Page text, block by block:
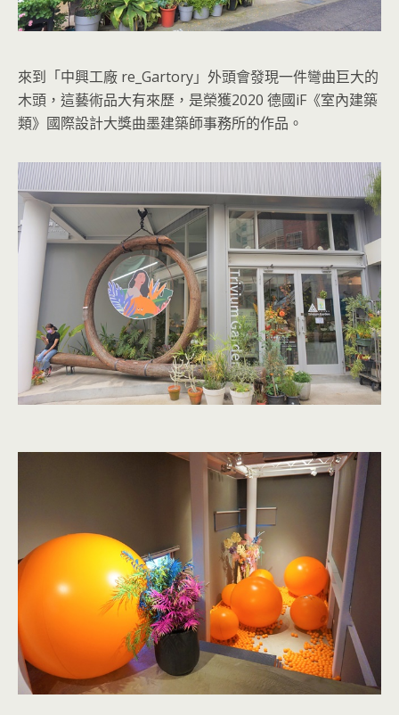
來到「中興工廠 re_Gartory」外頭會發現一件彎曲巨大的
木頭，這藝術品大有來歷，是榮獲2020 德國iF《室內建築
類》國際設計大獎曲墨建築師事務所的作品。